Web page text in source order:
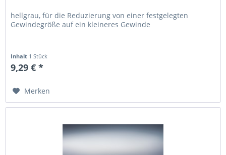
hellgrau, für die Reduzierung von einer festgelegten
Gewindegröße auf ein kleineres Gewinde
Inhalt 1 Stück
9,29 € *
Merken